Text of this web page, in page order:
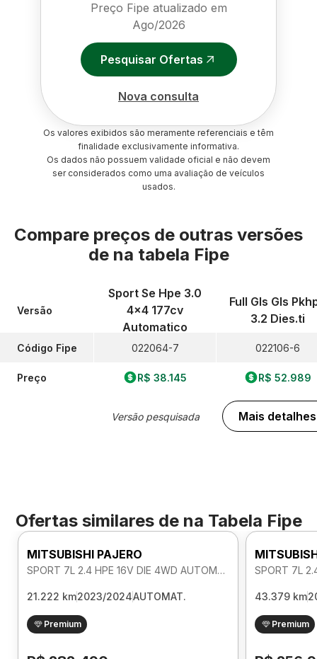
Preço Fipe atualizado em
Ago/2026
Pesquisar Ofertas
Nova consulta
Os valores exibidos são meramente referenciais e têm
finalidade exclusivamente informativa.
Os dados não possuem validade oficial e não devem
ser considerados como uma avaliação de veículos
usados.
Compare preços de outras versões
de na tabela Fipe
Versão
Código Fipe
Preço
Sport Se Hpe 3.0
4x4 177cv
Automatico
022064-7
R$ 38.145
Versão pesquisada
Full Gls Gls
3.2 Dies.ti
022106-6
R$ 52.989
Mais detalhes
Ofertas similares de na Tabela Fipe
MITSUBISHI PAJERO
SPORT 7L 2.4 HPE 16V DIE 4WD AUTOMATICO
21.222 km2023/2024AUTOMAT.
Premium
43.379 km
Premium